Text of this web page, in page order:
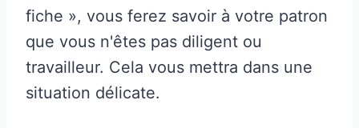
fiche », vous ferez savoir à votre patron
que vous n'êtes pas diligent ou
travailleur. Cela vous mettra dans une
situation délicate.